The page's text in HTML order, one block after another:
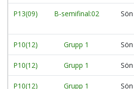
P13(09) B-semifinal:02 Sön
P10(12) Grupp 1 Sön
P10(12) Grupp 1 Sön
P10(12) Grupp 1 Sön